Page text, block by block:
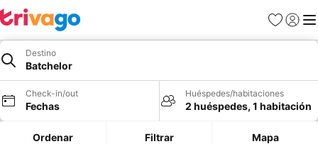
Favoritos
Iniciar
Destino
Batchelor
Check-in/out
Fechas
Huéspedes/habitaciones
2 huéspedes, 1 habitación
Ordenar Filtrar Mapa